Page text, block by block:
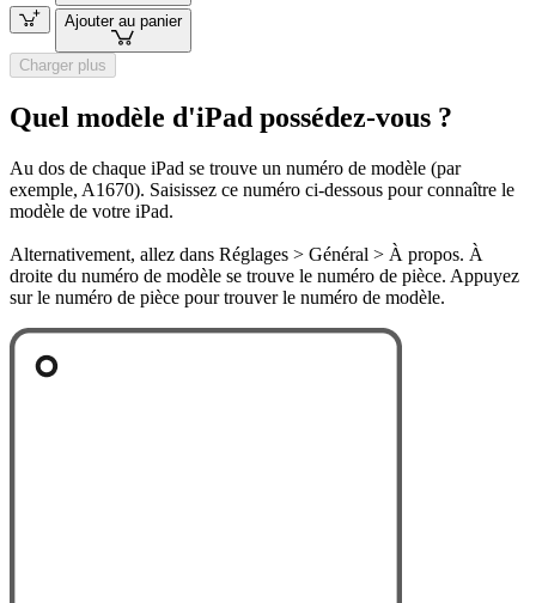
Ajouter au panier
Charger plus
Quel modèle d'iPad possédez-vous ?
Au dos de chaque iPad se trouve un numéro de modèle (par
exemple, A1670). Saisissez ce numéro ci-dessous pour connaître le
modèle de votre iPad.
Alternativement, allez dans Réglages > Général > À propos. À
droite du numéro de modèle se trouve le numéro de pièce. Appuyez
sur le numéro de pièce pour trouver le numéro de modèle.